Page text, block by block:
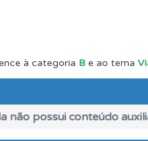
apresenta-lhe as
à categoria B e ao tema
não possui conteúdo